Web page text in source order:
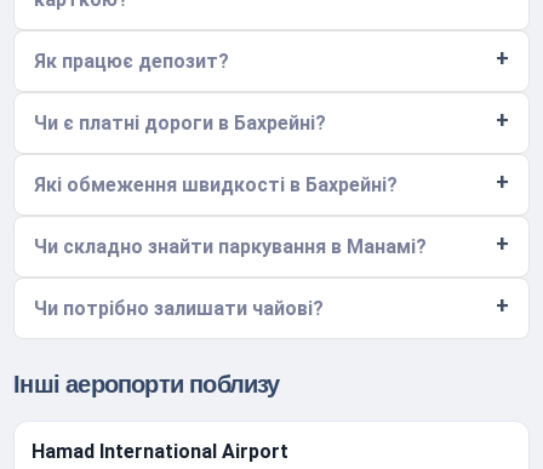
Як працює депозит?
Чи є платні дороги в Бахрейні?
Які обмеження швидкості в Бахрейні?
Чи складно знайти паркування в Манамі?
Чи потрібно залишати чайові?
Інші аеропорти поблизу
Hamad International Airport